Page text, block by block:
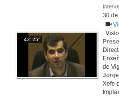
43' 25''
30 de
de
Xefe